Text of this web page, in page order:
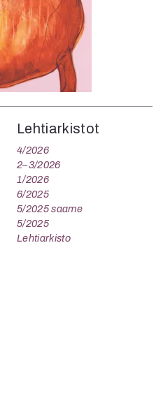
Lehtiarkistot
4/2026
2–3/2026
1/2026
6/2025
5/2025 saame
5/2025
Lehtiarkisto